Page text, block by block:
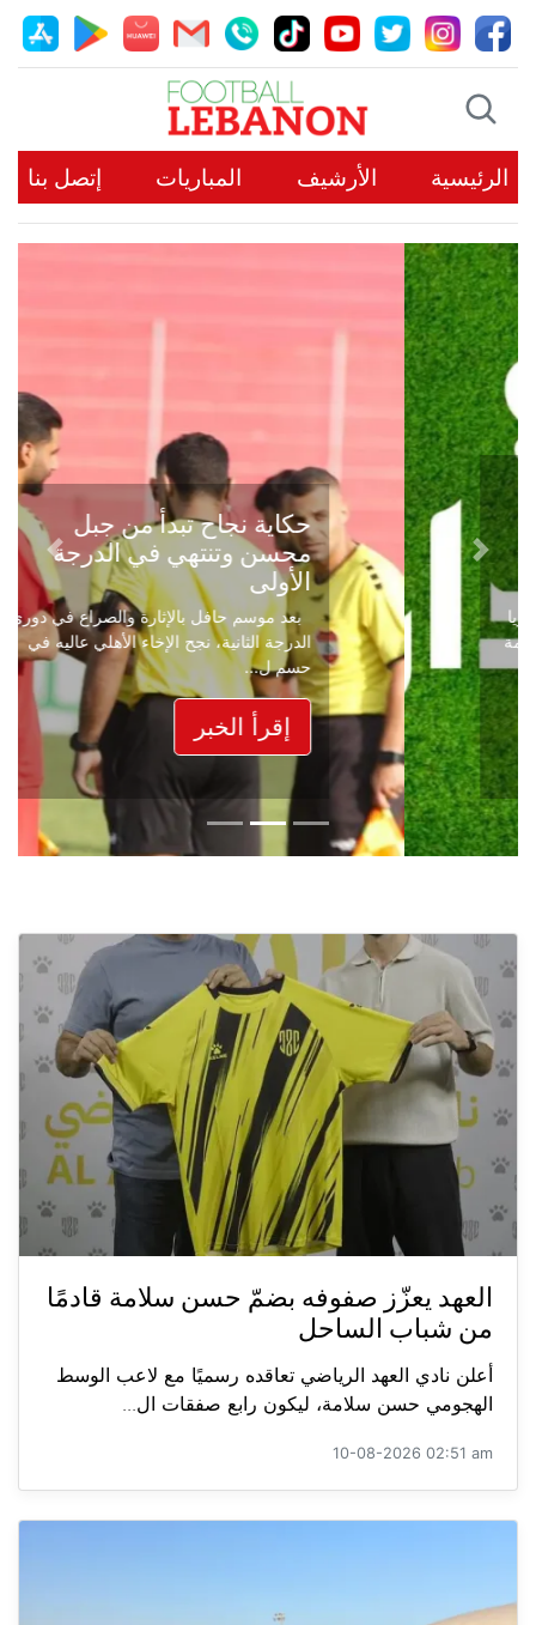
الرئيسية الأرشيف المباريات إتصل بنا
حكاية نجاح تبدأ من جبل
محسن وتنتهي في الدرجة
الأولى
بعد موسم حافل بالإثارة والصراع في دوري
الدرجة الثانية، نجح الإخاء الأهلي عاليه في
حسم ل...
إقرأ الخبر
Previous
Next
العهد يعزّز صفوفه بضمّ حسن سلامة قادمًا
من شباب الساحل
أعلن نادي العهد الرياضي تعاقده رسميًا مع لاعب الوسط
الهجومي حسن سلامة، ليكون رابع صفقات ال...
10-08-2026 02:51 am